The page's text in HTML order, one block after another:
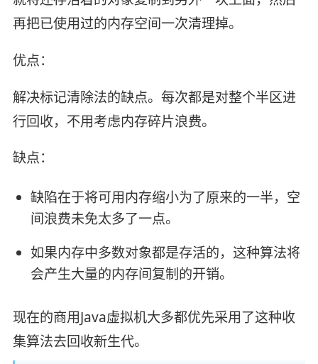
再把已使用过的内存空间一次清理掉。
优点：
解决标记清除法的缺点。每次都是对整个半区进
行回收，不用考虑内存碎片浪费。
缺点：
缺陷在于将可用内存缩小为了原来的一半，空
间浪费未免太多了一点。
如果内存中多数对象都是存活的，这种算法将
会产生大量的内存间复制的开销。
现在的商用Java虚拟机大多都优先采用了这种收
集算法去回收新生代。